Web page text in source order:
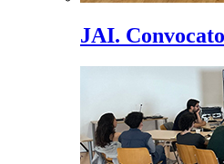
JAI.